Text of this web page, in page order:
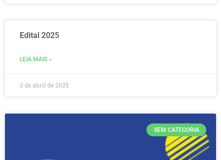
Edital 2025
LEIA MAIS »
2 de abril de 2025
SEM CATEGORIA